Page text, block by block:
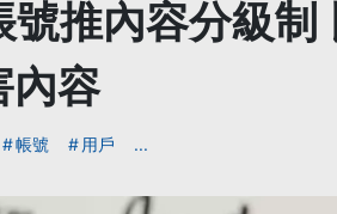
號推內容分級制
內容
帳號 用戶 ...